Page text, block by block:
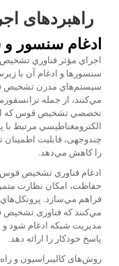
راهبردهای
ادغام سنسور
اجراي مؤثر فناوري تشخيص
سنسورها و ادغام آن با
سيستم‌هاي مدرن تشخيص
مي‌كنند، از جمله
تخصصي تشخيص قوس كه
الكترومغناطيسي مرتبط
چندوجهی، قابليت
را كاهش مي‌دهد.
حفاظت، امكان نظارت
فراهم مي‌سازد. پروتكل‌هاي
مي‌كنند كه فناوری
مديريت شبكه ادغام شود و
پاسخ خودكار را ارائه دهد.
روش‌های کالیبراسیون و